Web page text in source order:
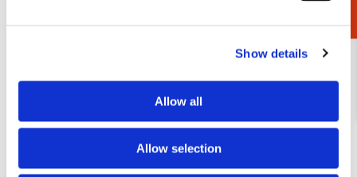
Show details
Allow all
Allow selection
aan